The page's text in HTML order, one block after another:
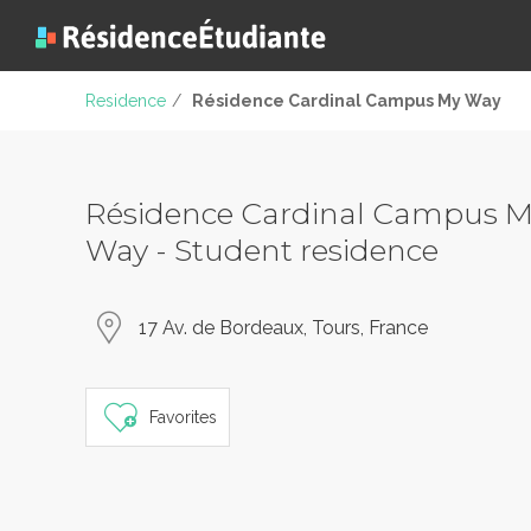
Residence / Résidence Cardinal Campus My Way
Résidence Cardinal Campus
Way - Student residence
17 Av. de Bordeaux, Tours, France
Favorites